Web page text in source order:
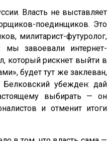
Власть не выставляет
поединщиков. Это
милитарист-футуролог,
мы завоевали интернет-
который рискнет выйти в
будет тут же заклеван,
убежден: дай
выбирать — он
и отменит итоги